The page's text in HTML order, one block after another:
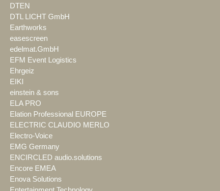
DTEN
DTL LICHT GmbH
Earthworks
easescreen
edelmat.GmbH
EFM Event Logistics
Ehrgeiz
EIKI
einstein & sons
ELA PRO
Elation Professional EUROPE
ELECTRIC CLAUDIO MERLO
Electro-Voice
EMG Germany
ENCIRCLED audio.solutions
Encore EMEA
Enova Solutions